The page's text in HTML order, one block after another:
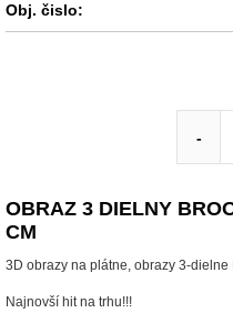
Obj. čislo:
-
OBRAZ 3 DIELNY
CM
3D obrazy na plátne, obrazy 3-
Najnovší hit na trhu!!!